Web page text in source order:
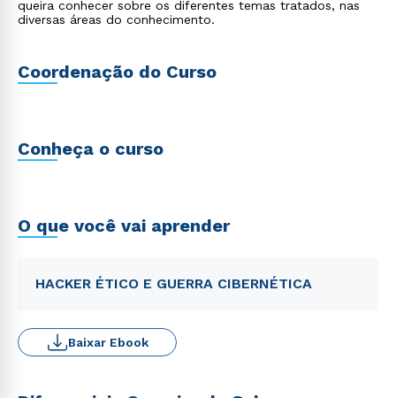
queira conhecer sobre os diferentes temas tratados, nas
diversas áreas do conhecimento.
Coordenação do Curso
Conheça o curso
O que você vai aprender
HACKER ÉTICO E GUERRA CIBERNÉTICA
Baixar Ebook